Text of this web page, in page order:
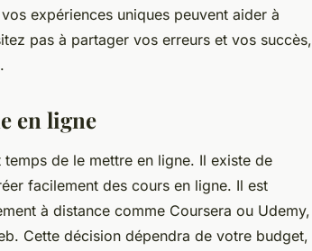
expériences uniques peuvent aider à
pas à partager vos erreurs et vos succès,
en ligne
de le mettre en ligne. Il existe de
facilement des cours en ligne. Il est
à distance comme Coursera ou Udemy,
Cette décision dépendra de votre budget,